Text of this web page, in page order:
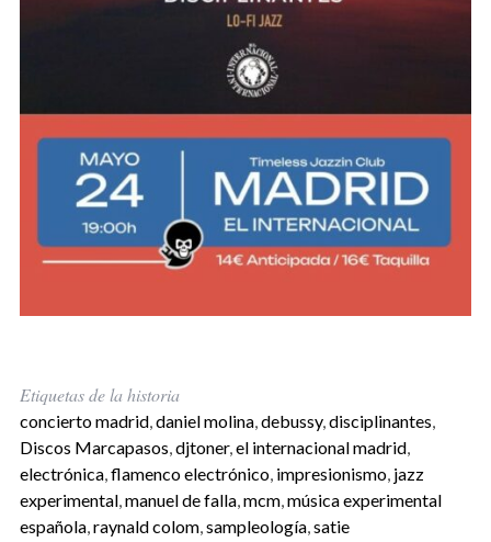
Etiquetas de la historia
concierto madrid, daniel molina, debussy, disciplinantes
Discos Marcapasos djtoner, el internacional madrid,
electrónica, flamenco electrónico, impresionismo, jazz
experimental, manuel de falla, mcm, música experimental
española, raynald colom, sampleología, satie